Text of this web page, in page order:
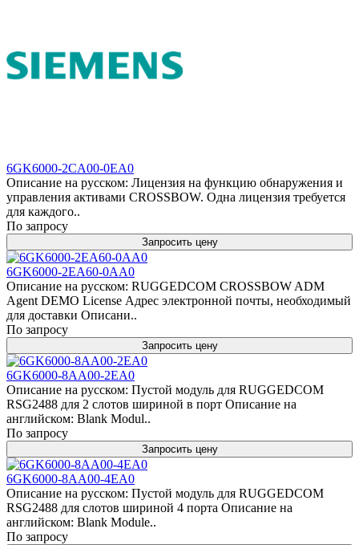
6GK6000-2CA00-0EA0
Описание на русском: Лицензия на функцию обнаружения и
управления активами CROSSBOW. Одна лицензия требуется
для каждого..
По запросу
Запросить цену
6GK6000-2EA60-0AA0
Описание на русском: RUGGEDCOM CROSSBOW ADM
Agent DEMO License Адрес электронной почты, необходимый
для доставки Описани..
По запросу
Запросить цену
6GK6000-8AA00-2EA0
Описание на русском: Пустой модуль для RUGGEDCOM
RSG2488 для 2 слотов шириной в порт Описание на
английском: Blank Modul..
По запросу
Запросить цену
6GK6000-8AA00-4EA0
Описание на русском: Пустой модуль для RUGGEDCOM
RSG2488 для слотов шириной 4 порта Описание на
английском: Blank Module..
По запросу